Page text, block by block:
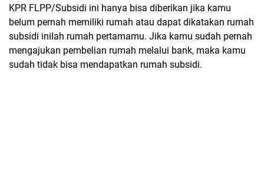
KPR FLPP/Subsidi ini hanya bisa diberikan jika kamu
belum pernah memiliki rumah atau dapat dikatakan rumah
subsidi inilah rumah pertamamu. Jika kamu sudah pernah
mengajukan pembelian rumah melalui bank, maka kamu
sudah tidak bisa mendapatkan rumah subsidi.